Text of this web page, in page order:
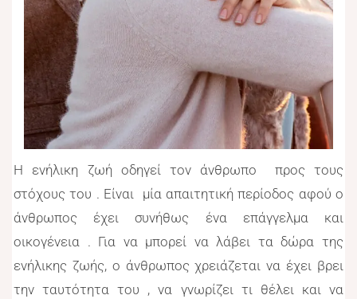
Η ενήλικη ζωή οδηγεί τον άνθρωπο προς τους
στόχους του . Είναι μία απαιτητική περίοδος αφού ο
άνθρωπος έχει συνήθως ένα επάγγελμα και
οικογένεια . Για να μπορεί να λάβει τα δώρα της
ενήλικης ζωής, ο άνθρωπος χρειάζεται να έχει βρει
την ταυτότητα του , να γνωρίζει τι θέλει και να